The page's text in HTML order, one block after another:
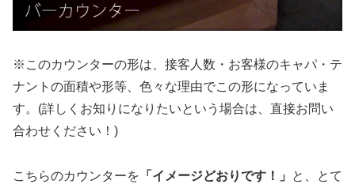
※このカウンターの形は、接客人数・お客様のキャパ・テ
ナントの面積や形等、色々な理由でこの形になっていま
す。(詳しくお知りになりたいという場合は、直接お問い
合わせください！)
こちらのカウンターを 「イメージどおりです！」
と、とて